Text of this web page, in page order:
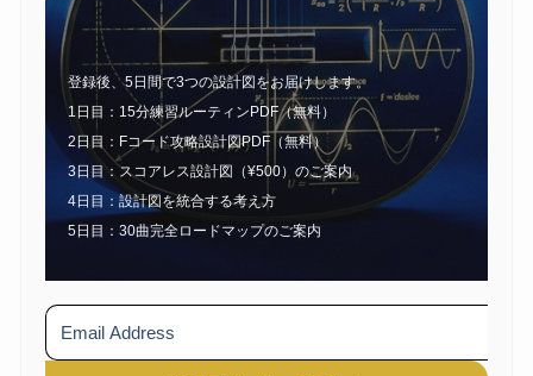
登録後、5日間で3つの設計図をお届けします。
1日目：15分練習ルーティンPDF（無料）
2日目：Fコード攻略設計図PDF（無料）
3日目：スコアレス設計図（¥500）のご案内
4日目：設計図を統合する考え方
5日目：30曲完全ロードマップのご案内